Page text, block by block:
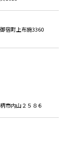
宿町上布施3360
市内山２５８６